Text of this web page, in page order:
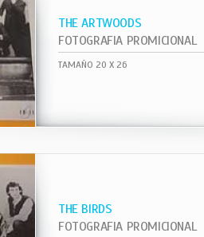
THE ARTWOODS
FOTOGRAFIA PROMICIONAL
TAMAÑO 20 X 26
THE BIRDS
FOTOGRAFIA PROMICIONAL